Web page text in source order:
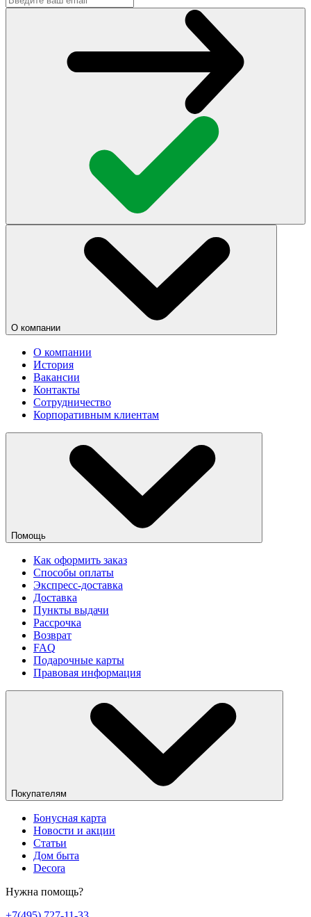
О компании
О компании
История
Вакансии
Контакты
Сотрудничество
Корпоративным клиентам
Помощь
Как оформить заказ
Способы оплаты
Экспресс-доставка
Доставка
Пункты выдачи
Рассрочка
Возврат
FAQ
Подарочные карты
Правовая информация
Покупателям
Бонусная карта
Новости и акции
Статьи
Дом быта
Decora
Нужна помощь?